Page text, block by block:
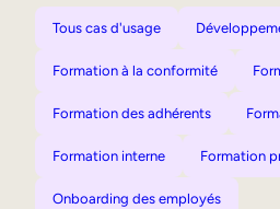
Tous cas d'usage
Formation à la conformité
Formation des adhérents
Formation interne Formation
Onboarding des employés